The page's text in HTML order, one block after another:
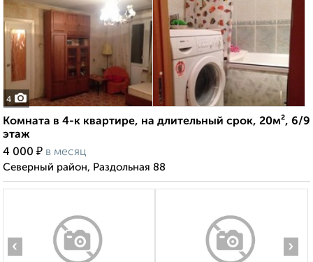
4
Комната в 4-к квартире, на длительный срок, 20м², 6/9
этаж
4 000 ₽ в месяц
Северный район, Раздольная 88
‹ ›